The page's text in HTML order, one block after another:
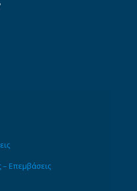
– Επεμβάσεις